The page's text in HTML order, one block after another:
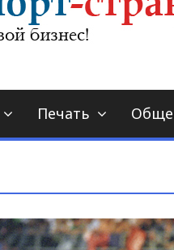
Печать